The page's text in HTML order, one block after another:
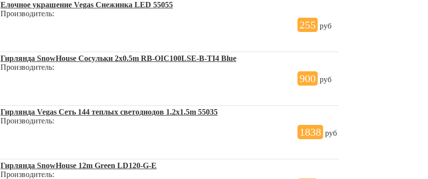
Елочное украшение Vegas Снежинка LED 55055
Производитель:
255 руб
Гирлянда SnowHouse Сосульки 2x0.5m RB-OIC100LSE-B-TI4 Blue
Производитель:
900 руб
Гирлянда Vegas Сеть 144 теплых светодиодов 1.2x1.5m 55035
Производитель:
1838 руб
Гирлянда SnowHouse 12m Green LD120-G-E
Производитель: